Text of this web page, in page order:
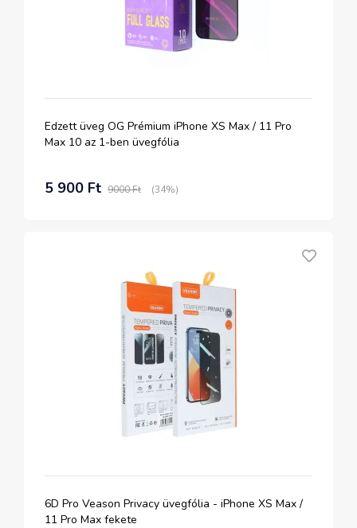
Edzett üveg OG Prémium iPhone XS Max / 11 Pro
Max 10 az 1-ben üvegfólia
5 900 Ft 9000 Ft (34%)
6D Pro Veason Privacy üvegfólia - iPhone XS Max /
11 Pro Max fekete